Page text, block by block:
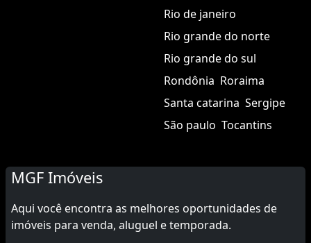
Rio de janeiro
Rio grande do norte
Rio grande do sul
Rondônia Roraima
Santa catarina Sergipe
São paulo Tocantins
MGF Imóveis
Aqui você encontra as melhores oportunidades de
imóveis para venda, aluguel e temporada.